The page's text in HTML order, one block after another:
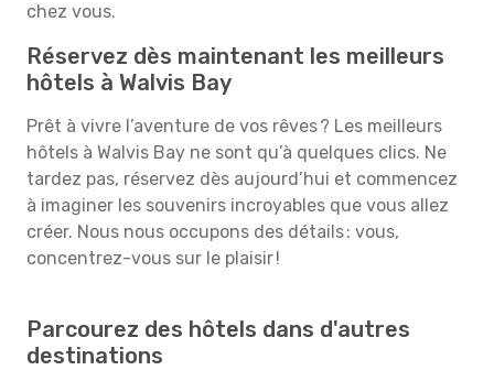
chez vous.
Réservez dès maintenant les meilleurs
hôtels à Walvis Bay
Prêt à vivre l’aventure de vos rêves ? Les meilleurs
hôtels à Walvis Bay ne sont qu’à quelques clics. Ne
tardez pas, réservez dès aujourd’hui et commencez
à imaginer les souvenirs incroyables que vous allez
créer. Nous nous occupons des détails : vous,
concentrez-vous sur le plaisir !
Parcourez des hôtels dans d'autres
destinations